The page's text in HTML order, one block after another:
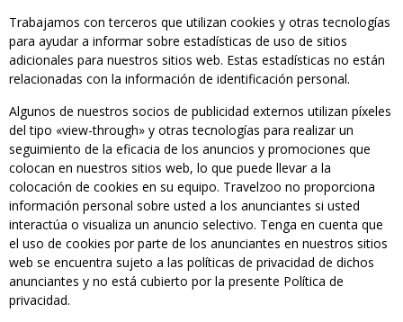
Trabajamos con terceros que utilizan cookies y otras tecnologías
para ayudar a informar sobre estadísticas de uso de sitios
adicionales para nuestros sitios web. Estas estadísticas no están
relacionadas con la información de identificación personal.
Algunos de nuestros socios de publicidad externos utilizan píxeles
del tipo «view-through» y otras tecnologías para realizar un
seguimiento de la eficacia de los anuncios y promociones que
colocan en nuestros sitios web, lo que puede llevar a la
colocación de cookies en su equipo. Travelzoo no proporciona
información personal sobre usted a los anunciantes si usted
interactúa o visualiza un anuncio selectivo. Tenga en cuenta que
el uso de cookies por parte de los anunciantes en nuestros sitios
web se encuentra sujeto a las políticas de privacidad de dichos
anunciantes y no está cubierto por la presente Política de
privacidad.